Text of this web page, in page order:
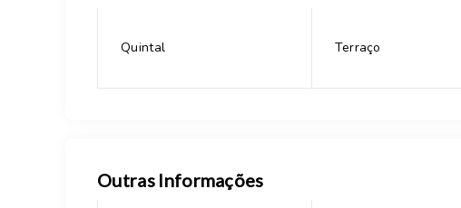
Quintal Terraço
Outras Informações